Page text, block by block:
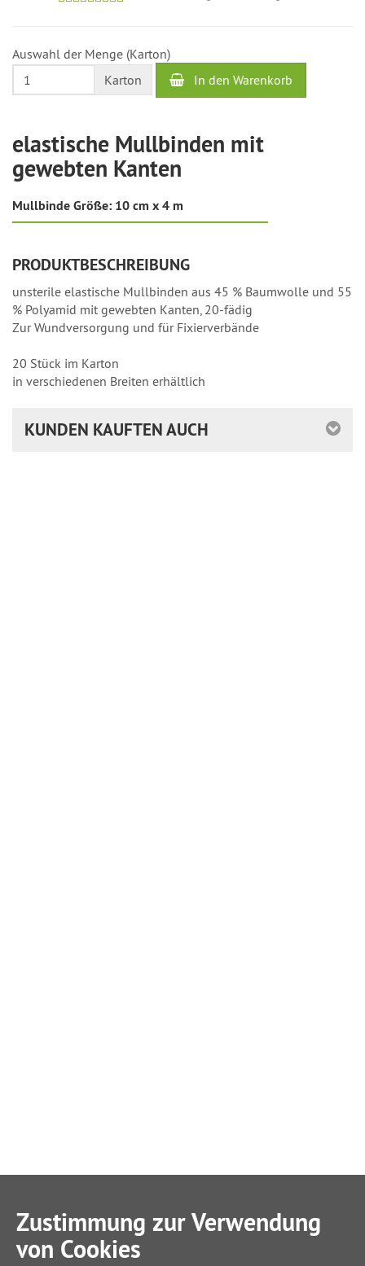
bis
2
Werktage
Auswahl der Menge (Karton)
Karton
In den Warenkorb
elastische Mullbinden mit
gewebten Kanten
Mullbinde Größe: 10 cm x 4 m
PRODUKTBESCHREIBUNG
unsterile elastische Mullbinden aus 45 % Baumwolle und 55
% Polyamid mit gewebten Kanten, 20-fädig
Zur Wundversorgung und für Fixierverbände
20 Stück im Karton
in verschiedenen Breiten erhältlich
KUNDEN KAUFTEN AUCH
Zustimmung zur Verwendung
von Cookies